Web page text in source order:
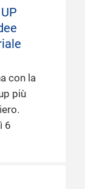
con la
più
6